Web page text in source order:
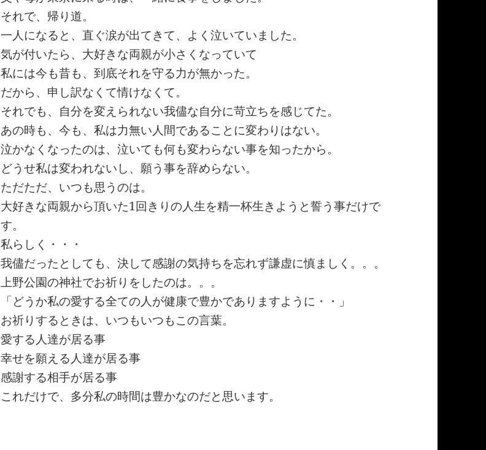
それで、帰り道。
一人になると、直ぐ涙が出てきて、よく泣いていました。
気が付いたら、大好きな両親が小さくなっていて
私には今も昔も、到底それを守る力が無かった。
だから、申し訳なくて情けなくて。
それでも、自分を変えられない我儘な自分に苛立ちを感じてた。
あの時も、今も、私は力無い人間であることに変わりはない。
泣かなくなったのは、泣いても何も変わらない事を知ったから。
どうせ私は変われないし、願う事を辞めらない。
ただただ、いつも思うのは。
大好きな両親から頂いた1回きりの人生を精一杯生きようと誓う事だけで
す。
私らしく・・・
我儘だったとしても、決して感謝の気持ちを忘れず謙虚に慎ましく。。。
上野公園の神社でお祈りをしたのは。。。
「どうか私の愛する全ての人が健康で豊かでありますように・・」
お祈りするときは、いつもいつもこの言葉。
愛する人達が居る事
幸せを願える人達が居る事
感謝する相手が居る事
これだけで、多分私の時間は豊かなのだと思います。